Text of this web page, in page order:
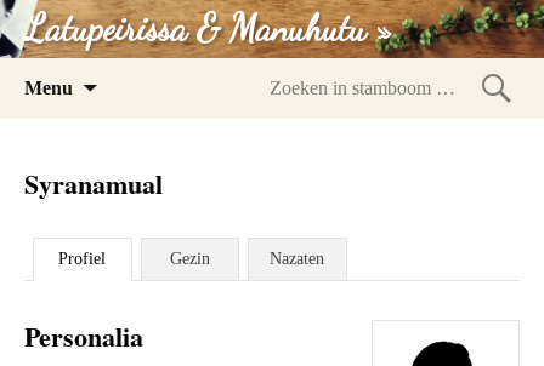
Latupeirissa & Manuhutu »
Menu
Syranamual
Profiel Gezin Nazaten
Personalia